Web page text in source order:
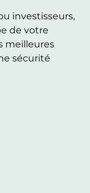
investisseurs,
de votre
meilleures
sécurité